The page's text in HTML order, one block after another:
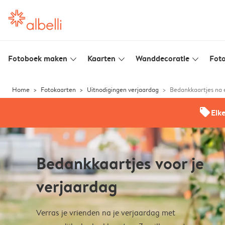
Fotoboek maken slim_arrow_down Kaarten slim_arrow_down Wanddecoratie slim_arrow_down
Home Fotokaarten Uitnodigingen verjaardag Bedankkaartjes na
offers
Bedankkaartjes voor je
verjaardag
Verras je vrienden na je verjaardag met